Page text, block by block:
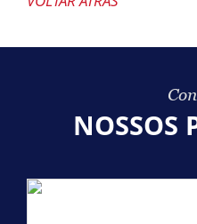
NOSSOS